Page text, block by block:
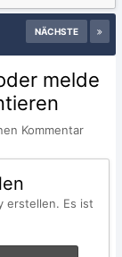
NÄCHSTE
melde
Kommentar
erstellen. Es ist